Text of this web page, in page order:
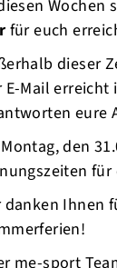
vorne hatte.
die
(2),
Wolfgang
(2), Norbert
(5).
Küchler M
Wertung.
in
Wochen
für euch
dieser
E-Mail
eure
den
für
danken Ihnen
me-sport